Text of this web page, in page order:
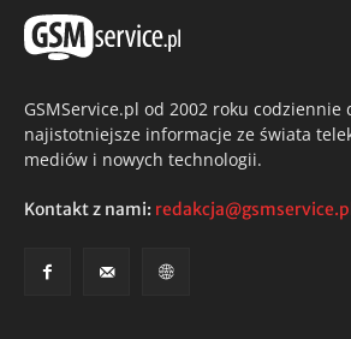
GSMService.pl od 2002 roku codziennie
najistotniejsze informacje ze świata
mediów i nowych technologii.
Kontakt z nami: redakcja@gsmservice.pl